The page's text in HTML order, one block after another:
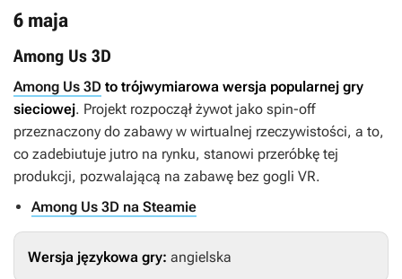
6 maja
Among Us 3D
Among Us 3D to trójwymiarowa wersja popularnej gry
sieciowej. Projekt rozpoczął żywot jako spin-off
przeznaczony do zabawy w wirtualnej rzeczywistości, a to,
co zadebiutuje jutro na rynku, stanowi przeróbkę tej
produkcji, pozwalającą na zabawę bez gogli VR.
Among Us 3D na Steamie
Wersja językowa gry: angielska